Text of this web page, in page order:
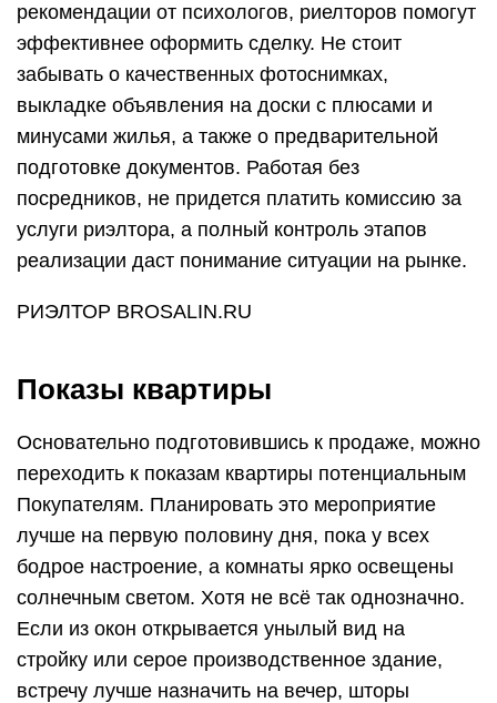
рекомендации от психологов, риелторов помогут
эффективнее оформить сделку. Не стоит
забывать о качественных фотоснимках,
выкладке объявления на доски с плюсами и
минусами жилья, а также о предварительной
подготовке документов. Работая без
посредников, не придется платить комиссию за
услуги риэлтора, а полный контроль этапов
реализации даст понимание ситуации на рынке.
РИЭЛТОР BROSALIN.RU
Показы квартиры
Основательно подготовившись к продаже, можно
переходить к показам квартиры потенциальным
Покупателям. Планировать это мероприятие
лучше на первую половину дня, пока у всех
бодрое настроение, а комнаты ярко освещены
солнечным светом. Хотя не всё так однозначно.
Если из окон открывается унылый вид на
стройку или серое производственное здание,
встречу лучше назначить на вечер, шторы